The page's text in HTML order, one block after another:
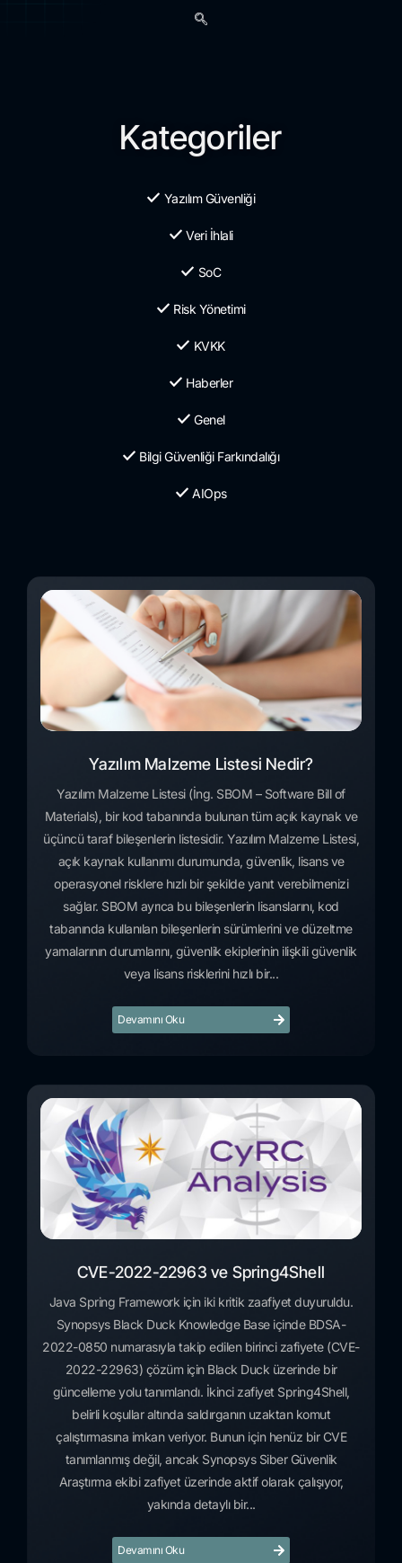
Kategoriler
Yazılım Güvenliği
Veri İhlali
SoC
Risk Yönetimi
KVKK
Haberler
Genel
Bilgi Güvenliği Farkındalığı
AIOps
Yazılım Malzeme Listesi Nedir?
Yazılım Malzeme Listesi (İng. SBOM – Software Bill of
Materials), bir kod tabanında bulunan tüm açık kaynak ve
üçüncü taraf bileşenlerin listesidir. Yazılım Malzeme Listesi,
açık kaynak kullanımı durumunda, güvenlik, lisans ve
operasyonel risklere hızlı bir şekilde yanıt verebilmenizi
sağlar. SBOM ayrıca bu bileşenlerin lisanslarını, kod
tabanında kullanılan bileşenlerin sürümlerini ve düzeltme
yamalarının durumlarını, güvenlik ekiplerinin ilişkili güvenlik
veya lisans risklerini hızlı bir...
Devamını Oku
CVE-2022-22963 ve Spring4Shell
Java Spring Framework için iki kritik zaafiyet duyuruldu.
Synopsys Black Duck Knowledge Base içinde BDSA-
2022-0850 numarasıyla takip edilen birinci zafiyete (CVE-
2022-22963) çözüm için Black Duck üzerinde bir
güncelleme yolu tanımlandı. İkinci zafiyet Spring4Shell,
belirli koşullar altında saldırganın uzaktan komut
çalıştırmasına imkan veriyor. Bunun için henüz bir CVE
tanımlanmış değil, ancak Synopsys Siber Güvenlik
Araştırma ekibi zafiyet üzerinde aktif olarak çalışıyor,
yakında detaylı bir...
Devamını Oku